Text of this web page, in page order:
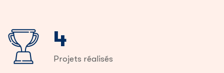
6
Projets réalisés